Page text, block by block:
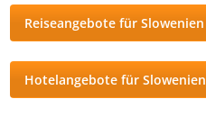
Reiseangebote für Slowenien
Hotelangebote für Slowenien